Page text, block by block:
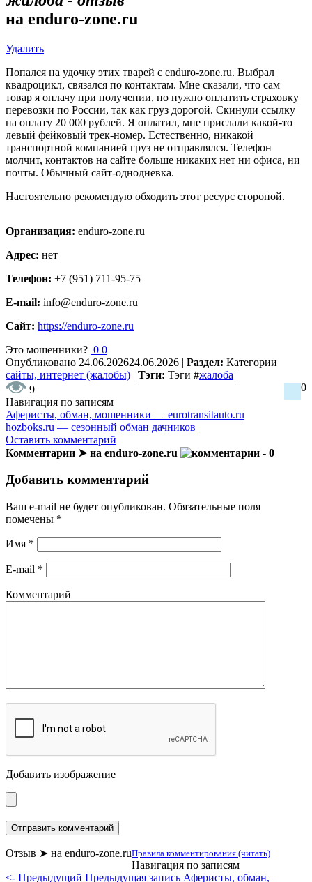
на enduro-zone.ru
Удалить
Попался на удочку этих тварей с enduro-zone.ru. Выбрал
квадроцикл, связался по контактам. Мне сказали, что сам
товар я оплачу при получении, но нужно оплатить страховку
перевозки по России, так как груз дорогой. Скинули ссылку
на оплату 20 000 рублей. Я оплатил, мне прислали какой-то
левый фейковый трек-номер. Естественно, никакой
транспортной компанией груз не отправлялся. Телефон
молчит, контактов на сайте больше никаких нет ни офиса, ни
почты. Обычный сайт-однодневка.
Настоятельно рекомендую обходить этот ресурс стороной.
Организация: enduro-zone.ru
Адрес: нет
Телефон: +7 (951) 711-95-75
E-mail: info@enduro-zone.ru
Сайт: https://enduro-zone.ru
Это мошенники? 0 0
Опубликовано 24.06.202624.06.2026 | Раздел: Категории
сайты, интернет (жалобы) | Тэги: Тэги #жалоба |
9
0
Навигация по записям
Аферисты, обман, мошенники — eurotransitauto.ru
hozboks.ru — сезонный обман дачников
Оставить комментарий
Комментарии ➤ на enduro-zone.ru
- 0
Добавить комментарий
Ваш e-mail не будет опубликован. Обязательные поля
помечены *
Имя *
E-mail *
Комментарий
Добавить изображение
Правила комментирования (читать)
Отзыв ➤ на enduro-zone.ru
Навигация по записям
<- Предыдущий Предыдущая запись Аферисты, обман,